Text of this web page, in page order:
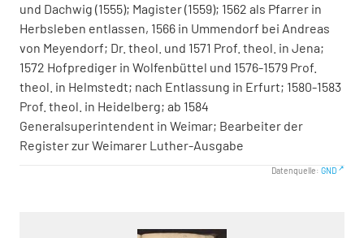
und Dachwig (1555); Magister (1559); 1562 als Pfarrer in
Herbsleben entlassen, 1566 in Ummendorf bei Andreas
von Meyendorf; Dr. theol. und 1571 Prof. theol. in Jena;
1572 Hofprediger in Wolfenbüttel und 1576-1579 Prof.
theol. in Helmstedt; nach Entlassung in Erfurt; 1580-1583
Prof. theol. in Heidelberg; ab 1584
Generalsuperintendent in Weimar; Bearbeiter der
Register zur Weimarer Luther-Ausgabe
Datenquelle: GND